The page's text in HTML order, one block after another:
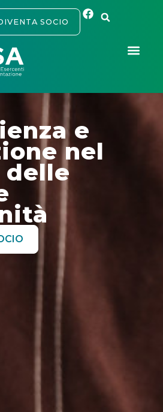
SOCIO
e
nel
delle